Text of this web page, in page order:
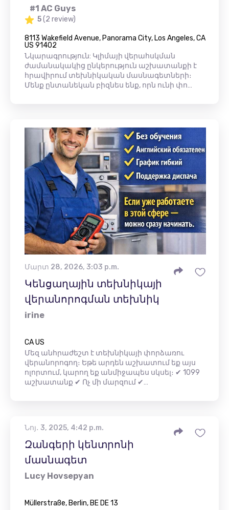
#1 AC Guys
5(2 review)
8113 Wakefield Avenue, Panorama City, Los Angeles, CA
US 91402
Նկարագրություն: Կլիմայի վերահսկման
ժամանակակից ընկերություն աշխատանքի է
հրավիրում տեխնիկական մասնագետների։
Մենք ընտանեկան բիզնես ենք, որն ունի փո…
Մարտ 28, 2026, 3:03 p.m.
Կենցաղային տեխնիկայի
վերանորոգման տեխնիկ
irine
CA US
Մեզ անհրաժեշտ է տեխնիկայի փորձառու
վերանորոգող։ Եթե ​​արդեն աշխատում եք այս
ոլորտում, կարող եք անմիջապես սկսել։ ✔ 1099
աշխատանք ✔ Ոչ մի մարզում ✔…
Նոյ․ 3, 2025, 4:42 p.m.
Զանգերի կենտրոնի
մասնագետ
Lucy Hovsepyan
Müllerstraße, Berlin, BE DE 13